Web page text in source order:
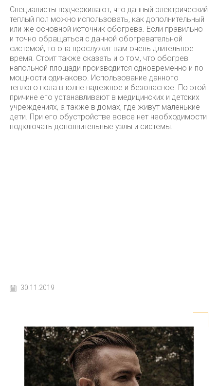
Специалисты подчеркивают, что данный электрический
теплый пол можно использовать, как дополнительный
или же основной источник обогрева. Если правильно
и точно обращаться с данной обогревательной
системой, то она прослужит вам очень длительное
время. Стоит также сказать и о том, что обогрев
напольной площади производится одновременно и по
мощности одинаково. Использование данного
теплого пола вполне надежное и безопасное. По этой
причине его устанавливают в медицинских и детских
учреждениях, а также в домах, где живут маленькие
дети. При его обустройстве вовсе нет необходимости
подключать дополнительные узлы и системы.
30.11.2019